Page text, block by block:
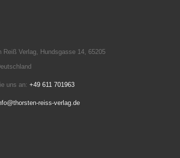
Reiß Verlag, Hundsgasse 14, 65205
uns an: +49 611 701963
reiss-verlag.de